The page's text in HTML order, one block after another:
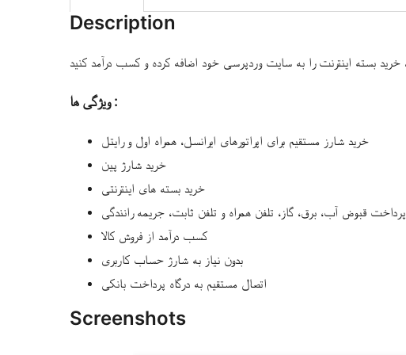
Description
بسته اینترنت را به سایت وردپرسی خود اضافه کرده و کسب درآمد کنید
ویژگی ها :
خرید شارز مستقیم برای اپراتورهای ایرانسل، همراه اول و رایتل
خرید شارژ پین
خرید بسته های اینترنتی
پرداخت قبوض آب، برق، گاز، تلفن همراه و تلفن ثابت، جریمه رانندگی
کسب درآمد از فروش کالا
بدون نیاز به شارژ حساب کاربری
اتصال مستقیم به درگاه پرداخت بانکی
Screenshots